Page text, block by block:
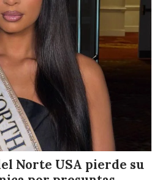
Norte USA pierde su